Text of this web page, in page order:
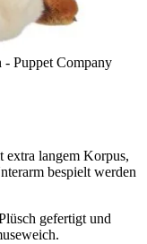
- Puppet Company
extra langem Korpus,
bespielt werden
gefertigt und